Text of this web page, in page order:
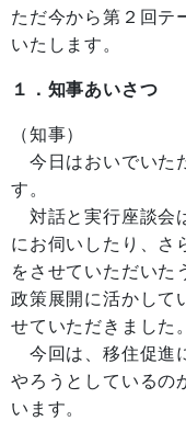
ただ今から第２回テ
いたします。
１．知事あいさつ
（知事）
今日はおいでいた
す。
対話と実行座談会
にお伺いしたり、さ
をさせていただいた
政策展開に活かして
せていただきました。
今回は、移住促進
やろうとしているの
います。